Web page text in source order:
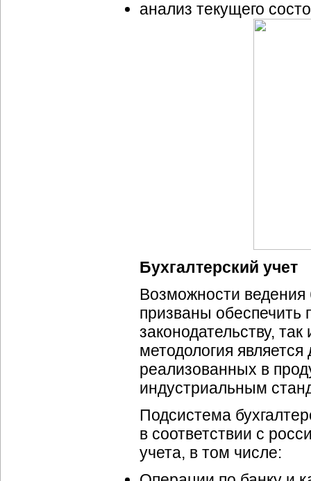
анализ текущего
Бухгалтерский учет
Возможности ведения
призваны обеспечить
законодательству,
методология
реализованных в
индустриальным
Подсистема
в соответствии с
учета, в том числе: